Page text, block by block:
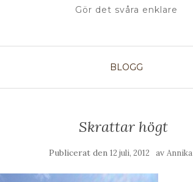
Gör det svåra enklare
BLOGG
Skrattar högt
Publicerat den 12 juli, 2012 av Annika